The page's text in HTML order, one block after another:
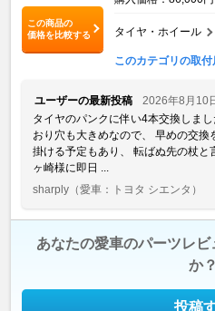
この商品の
価格を比較する
タイヤ・ホイール
このカテゴリの取
ユーザーの最新投稿
2026年8月10
タイヤのパンクに伴い4本交換しま
おり穴も大きめなので、 早めの交換
掛ける予定もあり、 転ばぬ先の杖と
ヶ崎様に即日 ...
sharply （愛車：トヨタ シエンタ）
あなたの愛車のパーツレ
か？
投稿